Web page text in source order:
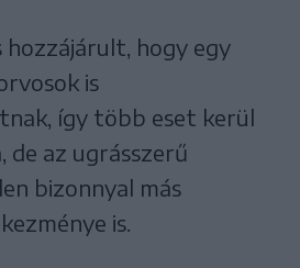
hozzájárult, hogy egy
is
így több eset kerül
de az ugrásszerű
bizonnyal más
is.